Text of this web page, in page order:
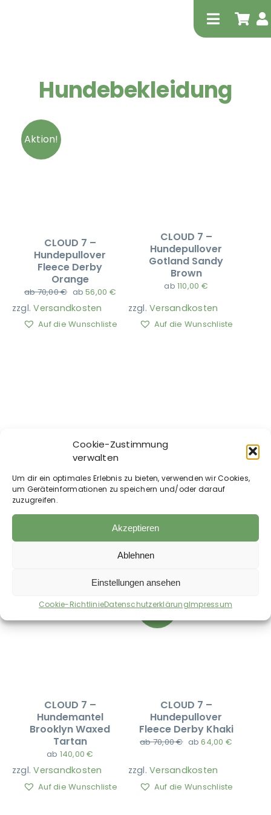
Cookie-Zustimmung
verwalten
Um dir ein optimales Erlebnis zu bieten, verwenden wir Cookies,
um Geräteinformationen zu speichern und/oder darauf
zuzugreifen.
Akzeptieren
Ablehnen
Einstellungen ansehen
Cookie-RichtlinieDatenschutzerklärungImpressum
Toggle
Hundebekleidung
Aktion!
CLOUD 7 –
Hundepullover
Fleece Derby
Orange
ab70,00€ ab56,00 €
zzgl.Versandkosten
Auf die Wunschliste
CLOUD 7 –
Hundepullover
Gotland Sandy
Brown
ab110,00 €
zzgl.Versandkosten
Auf die Wunschliste
CLOUD 7 –
Hundepullover
Gotland Anthra
zzgl.Versandkosten
CLOUD 7 –
Hundemantel Dackel
zzgl.Versandkosten
Auf die Wunschliste
CLOUD 7 –
Hundemantel
Brooklyn Waxed
Tartan
ab 140,00€
zzgl.Versandkosten
Auf die Wunschliste
Aktion!
CLOUD 7 –
Hundepullover
Fleece Derby Khaki
ab70,00€ ab64,00 €
zzgl.Versandkosten
Auf die Wunschliste